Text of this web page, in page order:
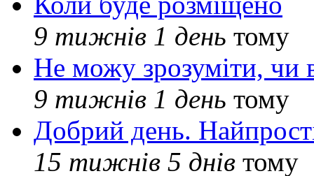
9 тижнів 1 день тому
Не можу зрозуміти, чи
9 тижнів 1 день тому
Добрий день.
15 тижнів 5 днів тому